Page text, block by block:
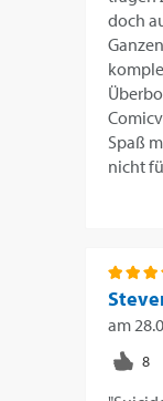
doch
Spaß
nicht
am